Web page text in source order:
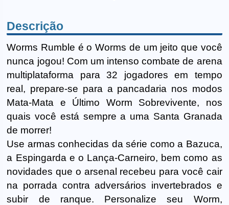
Descrição
Worms Rumble é o Worms de um jeito que você
nunca jogou! Com um intenso combate de arena
multiplataforma para 32 jogadores em tempo
real, prepare-se para a pancadaria nos modos
Mata-Mata e Último Worm Sobrevivente, nos
quais você está sempre a uma Santa Granada
de morrer!
Use armas conhecidas da série como a Bazuca,
a Espingarda e o Lança-Carneiro, bem como as
novidades que o arsenal recebeu para você cair
na porrada contra adversários invertebrados e
subir de ranque. Personalize seu Worm,